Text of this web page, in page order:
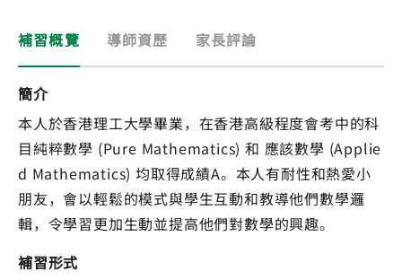
補習概覽 導師資歷 家長評論
簡介
本人於香港理工大學畢業，在香港高級程度會考中的科
目純粹數學 (Pure Mathematics) 和 應該數學 (Applie
d Mathematics) 均取得成績A。本人有耐性和熱愛小
朋友，會以輕鬆的模式與學生互動和教導他們數學邏
輯，令學習更加生動並提高他們對數學的興趣。
補習形式